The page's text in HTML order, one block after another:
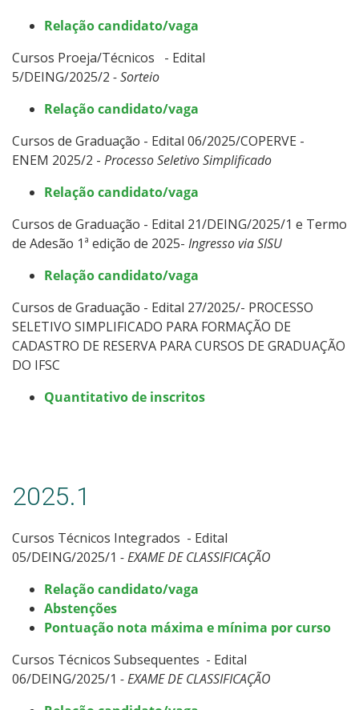
Relação candidato/vaga
Cursos Proeja/Técnicos - Edital
5/DEING/2025/2 - Sorteio
Relação candidato/vaga​
Cursos de Graduação - Edital 06/2025/COPERVE -
ENEM 2025/2 - Processo Seletivo Simplificado
Relação candidato/vaga​
Cursos de Graduação - Edital 21/DEING/2025/1 e Termo
de Adesão 1ª edição de 2025- Ingresso via SISU
Relação candidato/vaga​
Cursos de Graduação - Edital 27/2025/- PROCESSO
SELETIVO SIMPLIFICADO PARA FORMAÇÃO DE
CADASTRO DE RESERVA PARA CURSOS DE GRADUAÇÃO
DO IFSC
Quantitativo de inscritos
2025.1
Cursos Técnicos Integrados - Edital
05/DEING/2025/1 - EXAME DE CLASSIFICAÇÃO
Relação candidato/vaga
Abstenções
Pontuação nota máxima e mínima por curso
Cursos Técnicos Subsequentes - Edital
06/DEING/2025/1 - EXAME DE CLASSIFICAÇÃO